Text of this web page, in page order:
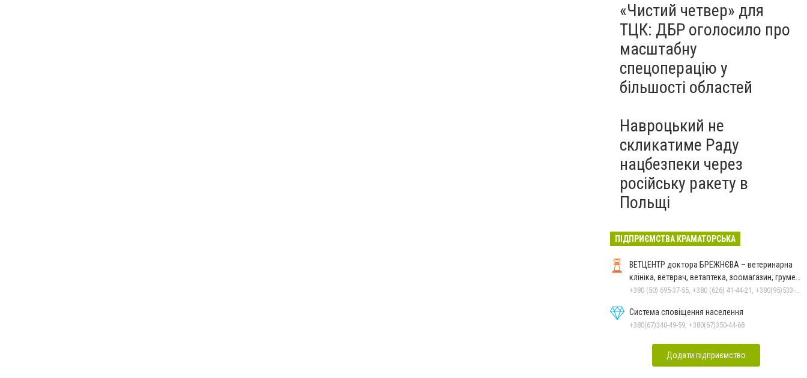
«Чистий четвер» для
ТЦК: ДБР оголосило про
масштабну
спецоперацію у
більшості областей
Навроцький не
скликатиме Раду
нацбезпеки через
російську ракету в
Польщі
ПІДПРИЄМСТВА КРАМАТОРСЬКА
ВЕТЦЕНТР доктора БРЕЖНЄВА – ветеринарна
клініка, ветврач, ветаптека, зоомагазин, грумер,
стрижки.
+380 (50) 695-37-55, +380 (626) 41-44-21, +380(95)533-90-03
Система сповіщення населення
+380(67)340-49-59, +380(67)350-44-68
Додати підприємство